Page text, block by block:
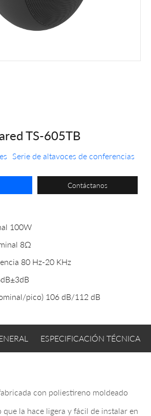
TS-605TB
Serie de altavoces de conferencias
Contáctanos
100W
8Ω
80 Hz-20 KHz
pico) 106 dB/112 dB
ESPECIFICACIÓN TÉCNICA
con poliestireno moldeado
que la hace ligera y fácil de instalar en